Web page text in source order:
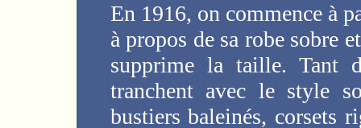
En 1916, on commence à
à propos de sa robe sobre
supprime la taille. Tant
tranchent avec le style
bustiers baleinés, corsets